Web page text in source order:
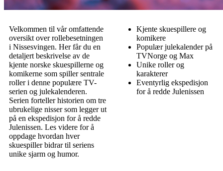
Velkommen til vår omfattende
oversikt over rollebesetningen
i Nissesvingen. Her får du en
detaljert beskrivelse av de
kjente norske skuespillerne og
komikerne som spiller sentrale
roller i denne populære TV-
serien og julekalenderen.
Serien forteller historien om tre
ubrukelige nisser som legger ut
på en ekspedisjon for å redde
Julenissen. Les videre for å
oppdage hvordan hver
skuespiller bidrar til seriens
unike sjarm og humor.
Kjente skuespillere og
komikere
Populær julekalender på
TVNorge og Max
Unike roller og
karakterer
Eventyrlig ekspedisjon
for å redde Julenissen